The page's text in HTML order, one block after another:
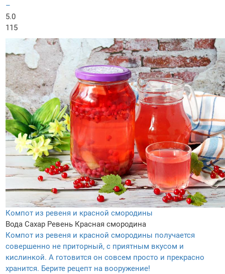
–
5.0
115
Компот из ревеня и красной смородины
Вода Сахар Ревень Красная смородина
Компот из ревеня и красной смородины получается
совершенно не приторный, с приятным вкусом и
кислинкой. А готовится он совсем просто и прекрасно
хранится. Берите рецепт на вооружение!